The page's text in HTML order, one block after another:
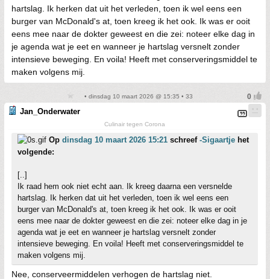
hartslag. Ik herken dat uit het verleden, toen ik wel eens een
burger van McDonald's at, toen kreeg ik het ook. Ik was er ooit
eens mee naar de dokter geweest en die zei: noteer elke dag in
je agenda wat je eet en wanneer je hartslag versnelt zonder
intensieve beweging. En voila! Heeft met conserveringsmiddel te
maken volgens mij.
• dinsdag 10 maart 2026 @ 15:35 • 33
Jan_Onderwater
Culinair tegen Corona
Op dinsdag 10 maart 2026 15:21 schreef -Sigaartje het
volgende:
[..]
Ik raad hem ook niet echt aan. Ik kreeg daarna een versnelde
hartslag. Ik herken dat uit het verleden, toen ik wel eens een
burger van McDonald's at, toen kreeg ik het ook. Ik was er ooit
eens mee naar de dokter geweest en die zei: noteer elke dag in je
agenda wat je eet en wanneer je hartslag versnelt zonder
intensieve beweging. En voila! Heeft met conserveringsmiddel te
maken volgens mij.
Nee, conserveermiddelen verhogen de hartslag niet.